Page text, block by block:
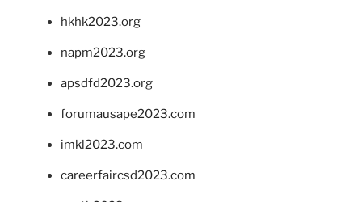
hkhk2023.org
napm2023.org
apsdfd2023.org
forumausape2023.com
imkl2023.com
careerfaircsd2023.com